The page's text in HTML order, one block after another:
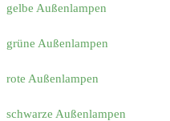
gelbe Außenlampen
grüne Außenlampen
rote Außenlampen
schwarze Außenlampen